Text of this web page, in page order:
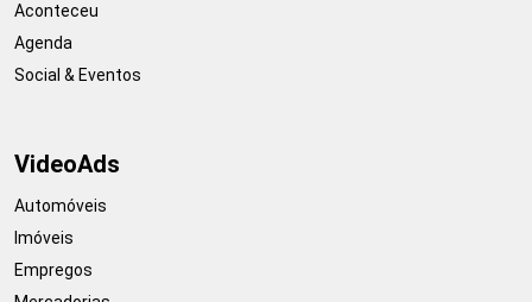
Aconteceu
Agenda
Social & Eventos
VideoAds
Automóveis
Imóveis
Empregos